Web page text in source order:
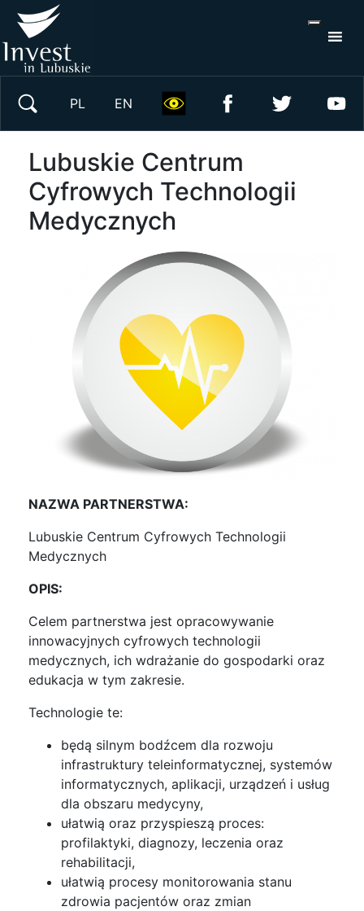
PL EN
Lubuskie Centrum
Cyfrowych Technologii
Medycznych
NAZWA PARTNERSTWA:
Lubuskie Centrum Cyfrowych Technologii
Medycznych
OPIS:
Celem partnerstwa jest opracowywanie
innowacyjnych cyfrowych technologii
medycznych, ich wdrażanie do gospodarki oraz
edukacja w tym zakresie.
Technologie te:
będą silnym bodźcem dla rozwoju
infrastruktury teleinformatycznej, systemów
informatycznych, aplikacji, urządzeń i usług
dla obszaru medycyny,
ułatwią oraz przyspieszą proces:
profilaktyki, diagnozy, leczenia oraz
rehabilitacji,
ułatwią procesy monitorowania stanu
zdrowia pacjentów oraz zmian
Wyszukaj w serwisie